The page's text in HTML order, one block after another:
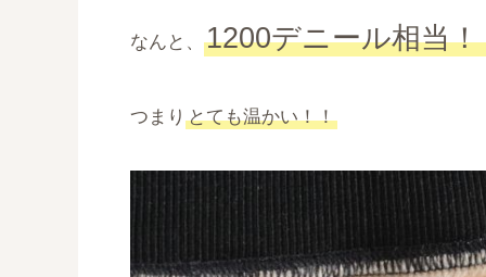
なんと、 1200デニール相当！
つまり とても温かい！！